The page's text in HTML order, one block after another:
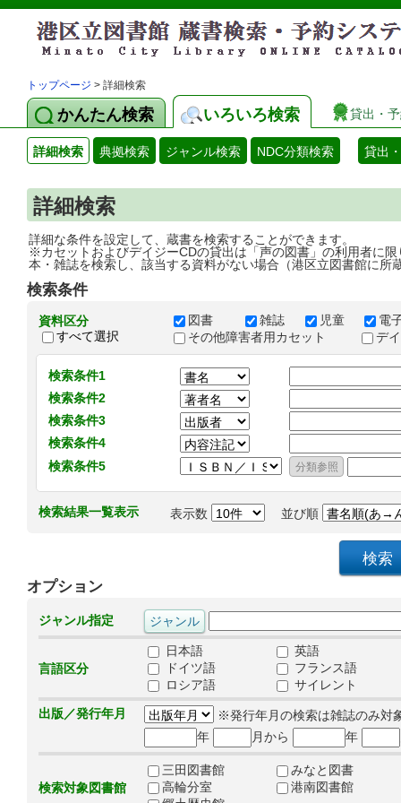
トップページ > 詳細検索
かんたん検索 いろいろ検索 貸出・
詳細検索 典拠検索 ジャンル検索 NDC分類検索 貸出
詳細検索
詳細な条件を設定して、蔵書を検索することができます。
※カセットおよびデイジーCDの貸出は「声の図書」の利用者に限
本・雑誌を検索し、該当する資料がない場合（港区立図書館に所
検索条件
資料区分
すべて選択
図書 雑誌 児童
電
その他障害者用カセット
デ
検索条件1
検索条件2
検索条件3
検索条件4
検索条件5
検索結果一覧表示 表示数 並び順
オプション
ジャンル指定
言語区分
日本語
英語
ドイツ語
フランス語
ロシア語
サイレント
出版／発行年月
※発行年月の検索は雑誌のみ対
年
月から 年
検索対象図書館
三田図書館
みなと図書
高輪分室
港南図書館